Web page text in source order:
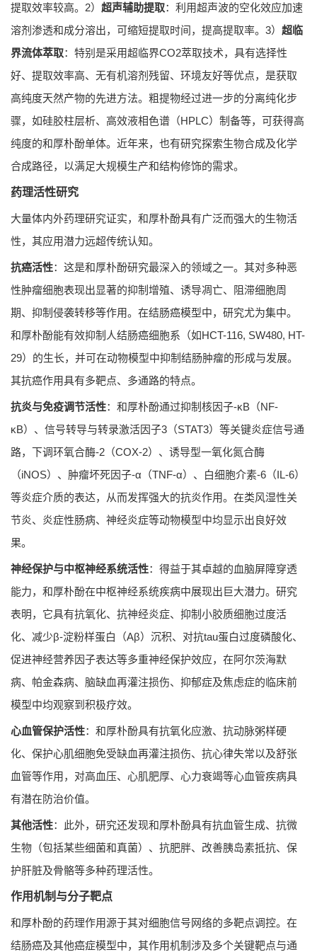
提取效率较高。2） 超声辅助提取：利用超声波的空化效应加速
溶剂渗透和成分溶出，可缩短提取时间，提高提取率。3） 超临
界流体萃取：特别是采用超临界CO2萃取技术，具有选择性
好、提取效率高、无有机溶剂残留、环境友好等优点，是获取
高纯度天然产物的先进方法。粗提物经过进一步的分离纯化步
骤，如硅胶柱层析、高效液相色谱（HPLC）制备等，可获得高
纯度的和厚朴酚单体。近年来，也有研究探索生物合成及化学
合成路径，以满足大规模生产和结构修饰的需求。
药理活性研究
大量体内外药理研究证实，和厚朴酚具有广泛而强大的生物活
性，其应用潜力远超传统认知。
抗癌活性：这是和厚朴酚研究最深入的领域之一。其对多种恶
性肿瘤细胞表现出显著的抑制增殖、诱导凋亡、阻滞细胞周
期、抑制侵袭转移等作用。在结肠癌模型中，研究尤为集中。
和厚朴酚能有效抑制人结肠癌细胞系（如HCT-116, SW480, HT-
29）的生长，并可在动物模型中抑制结肠肿瘤的形成与发展。
其抗癌作用具有多靶点、多通路的特点。
抗炎与免疫调节活性：和厚朴酚通过抑制核因子-κB（NF-
κB）、信号转导与转录激活因子3（STAT3）等关键炎症信号通
路，下调环氧合酶-2（COX-2）、诱导型一氧化氮合酶
（iNOS）、肿瘤坏死因子-α（TNF-α）、白细胞介素-6（IL-6）
等炎症介质的表达，从而发挥强大的抗炎作用。在类风湿性关
节炎、炎症性肠病、神经炎症等动物模型中均显示出良好效
果。
神经保护与中枢神经系统活性：得益于其卓越的血脑屏障穿透
能力，和厚朴酚在中枢神经系统疾病中展现出巨大潜力。研究
表明，它具有抗氧化、抗神经炎症、抑制小胶质细胞过度活
化、减少β-淀粉样蛋白（Aβ）沉积、对抗tau蛋白过度磷酸化、
促进神经营养因子表达等多重神经保护效应，在阿尔茨海默
病、帕金森病、脑缺血再灌注损伤、抑郁症及焦虑症的临床前
模型中均观察到积极疗效。
心血管保护活性：和厚朴酚具有抗氧化应激、抗动脉粥样硬
化、保护心肌细胞免受缺血再灌注损伤、抗心律失常以及舒张
血管等作用，对高血压、心肌肥厚、心力衰竭等心血管疾病具
有潜在防治价值。
其他活性：此外，研究还发现和厚朴酚具有抗血管生成、抗微
生物（包括某些细菌和真菌）、抗肥胖、改善胰岛素抵抗、保
护肝脏及骨骼等多种药理活性。
作用机制与分子靶点
和厚朴酚的药理作用源于其对细胞信号网络的多靶点调控。在
结肠癌及其他癌症模型中，其作用机制涉及多个关键靶点与通